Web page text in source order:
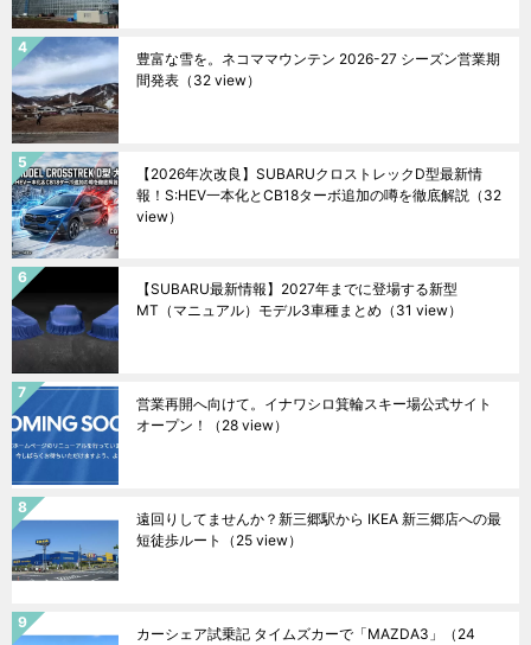
豊富な雪を。ネコママウンテン 2026-27 シーズン営業期
間発表 （32 view）
【2026年次改良】SUBARUクロストレックD型最新情
報！S:HEV一本化とCB18ターボ追加の噂を徹底解説 （32
view）
【SUBARU最新情報】2027年までに登場する新型
MT（マニュアル）モデル3車種まとめ （31 view）
営業再開へ向けて。イナワシロ箕輪スキー場公式サイト
オープン！
（28 view）
遠回りしてませんか？新三郷駅から IKEA 新三郷店への最
短徒歩ルート
（25 view）
カーシェア試乗記 タイムズカーで「MAZDA3」 （24